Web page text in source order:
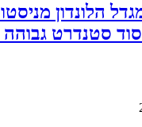
סטנדרט גבוהה